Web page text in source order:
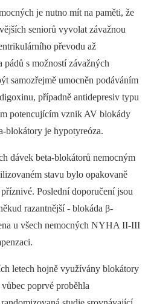
je nutno mít na paměti, že
seniorů vyvolat závažnou
převodu až
s možností závažných
samozřejmě umocněn podáváním
případně antidepresiv typu
potencujícím vznik AV blokády
blokátory je hypotyreóza.
dávek beta-blokátorů nemocným
stavu bylo opakovaně
Poslední doporučení jsou
razantnější -⁠ blokáda β-
u všech nemocných NYHA II-III
letech hojně využívány blokátory
poprvé proběhla